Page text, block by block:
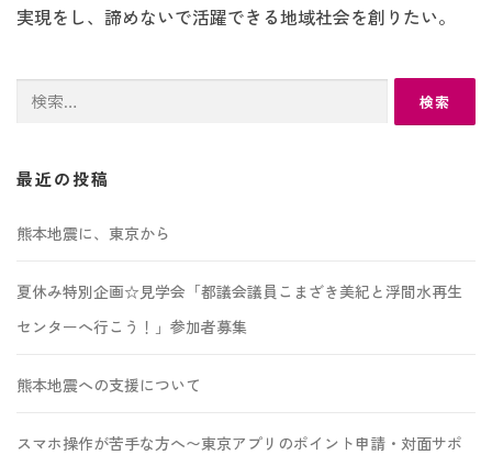
実現をし、諦めないで活躍できる地域社会を創りたい。
検
最近の投稿
熊本地震に、東京から
夏休み特別企画☆見学会「都議会議員こまざき美紀と浮間水再生
センターへ行こう！」参加者募集
熊本地震への支援について
スマホ操作が苦手な方へ〜東京アプリのポイント申請・対面サポ